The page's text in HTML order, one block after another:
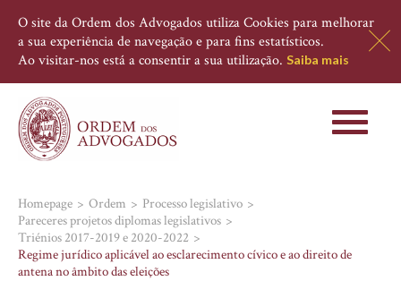
O site da Ordem dos Advogados utiliza Cookies para melhorar
a sua experiência de navegação e para fins estatísticos.
Ao visitar-nos está a consentir a sua utilização. Saiba mais
Toggle
Homepage Ordem
Processo legislativo
Pareceres projetos diplomas legislativos
Triénios 2017-2019 e 2020-2022
Regime jurídico aplicável ao esclarecimento cívico e ao direito de
antena no âmbito das eleições